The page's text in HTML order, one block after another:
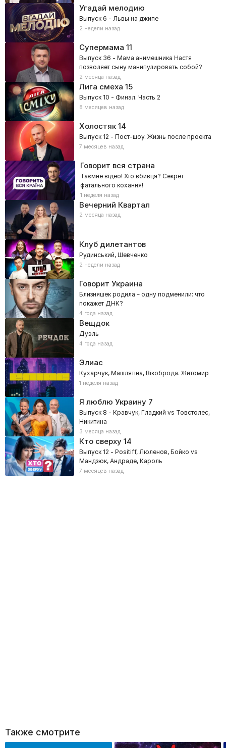
Угадай мелодию
Выпуск 6 - Львы на джипе
2 недели назад
Супермама 11
Выпуск 36 - Мама анимешника Настя
позволяет сыну манипулировать собой?
2 месяца назад
Лига смеха 15
Выпуск 10 - Финал. Часть 2
8 месяцев назад
Холостяк14
Выпуск 12 - Пост-шоу. Жизнь после проекта
7 месяцев назад
Говорит вся страна
Таємне відео! Хто вбивця? Секрет
фатального кохання!
1 неделя назад
Вечерний Квартал
2 месяца назад
Клуб дилетантов
Рудинський, Шевченко
2 недели назад
Говорит Украина
Близняшек родила – одну подменили: что
покажет ДНК?
4 года назад
Вещдок
Дуэль
4 года назад
Элиас
Кухарчук, Машлятіна, Вікоброда. Житомир
1 неделя назад
Я люблю Украину7
Выпуск 8 - Кравчук, Гладкий vs Товстолес,
Никитина
3 месяца назад
Кто сверху14
Выпуск 12 - Positiff, Люленов, Бойко vs
Мандзюк, Андраде, Кароль
7 месяцев назад
Также смотрите